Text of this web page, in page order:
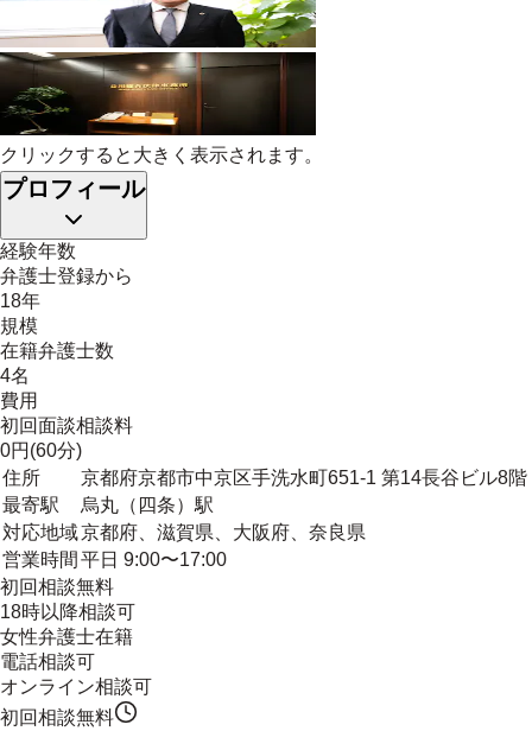
クリックすると大きく表示されます。
プロフィール
経験年数
弁護士登録から
18年
規模
在籍弁護士数
4名
費用
初回面談相談料
0円(60分)
住所
京都府京都市中京区手洗水町651-1 第14長谷ビル8階
最寄駅
烏丸（四条）駅
対応地域京都府、滋賀県、大阪府、奈良県
営業時間 平日 9:00〜17:00
初回相談無料
18時以降相談可
女性弁護士在籍
電話相談可
オンライン相談可
初回相談無料